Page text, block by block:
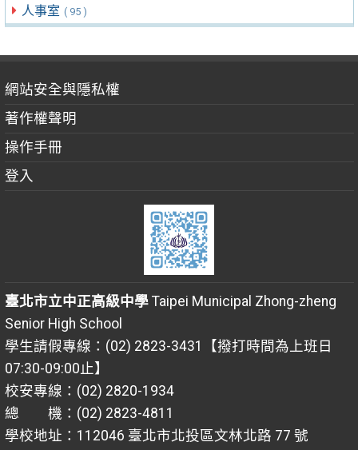
人事室 ( 95 )
網站安全與隱私權
著作權聲明
操作手冊
登入
臺北市立中正高級中學Taipei Municipal Zhong-zheng
Senior High School
學生請假專線：(02) 2823-3431【撥打時間為上班日
07:30-09:00止】
校安專線：(02) 2820-1934
總 機：(02) 2823-4811
學校地址：112046 臺北市北投區文林北路 77 號